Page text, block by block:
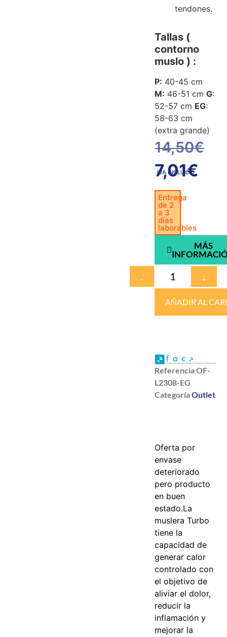
tendones.
Tallas (
contorno
muslo ) :
P: 40-45 cm
M: 46-51 cmG:
52-57 cm EG:
58-63 cm
(extra grande)
14,50€
7,01€
IVA INCLUIDO
Entrega
de 2
a 3
días
laborables
MÁS
- +
AÑADIR AL
ReferenciaOF-
L2308-EG
CategoríaOutlet
Oferta por
envase
deteriorado
pero producto
en buen
estado.La
muslera Turbo
tiene la
capacidad de
generar calor
controlado con
el objetivo de
aliviar el dolor,
reducir la
inflamación y
mejorar la